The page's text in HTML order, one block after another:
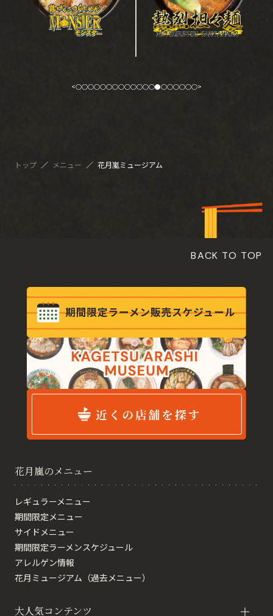
<○○○○○○○○○○○○○●○○○○○○>
トップ ／ メニュー ／ 花月嵐ミュージアム
BACK TO TOP
花月嵐のメニュー
レギュラーメニュー
期間限定メニュー
サイドメニュー
期間限定ラーメンスケジュール
アレルゲン情報
花月ミュージアム（過去メニュー）
大人気コンテンツ